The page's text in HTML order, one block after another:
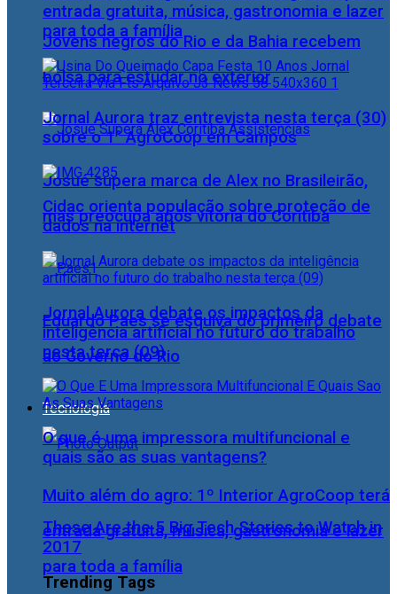
Jovens negros do Rio e da Bahia recebem
bolsa para estudar no exterior
Josué supera marca de Alex no Brasileirão,
mas preocupa após vitória do Coritiba
Eduardo Paes se esquiva do primeiro debate
ao Governo do Rio
Tecnologia
Muito além do agro: 1º Interior AgroCoop terá
entrada gratuita, música, gastronomia e lazer
para toda a família
entrada gratuita, música, gastronomia e lazer
para toda a família
Jornal Aurora traz entrevista nesta terça (30)
sobre o 1° AgroCoop em Campos
Cidac orienta população sobre proteção de
dados na internet
Jornal Aurora debate os impactos da
inteligência artificial no futuro do trabalho
nesta terça (09)
O que é uma impressora multifuncional e
quais são as suas vantagens?
These Are the 5 Big Tech Stories to Watch in
2017
Trending Tags